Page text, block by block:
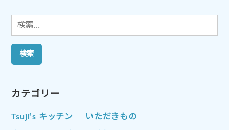
検
索:
カテゴリー
Tsuji’s キッチン いただきもの